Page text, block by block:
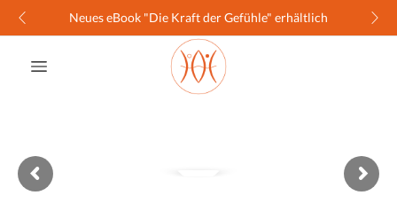
Neues eBook "Die Kraft der Gefühle" erhältlich